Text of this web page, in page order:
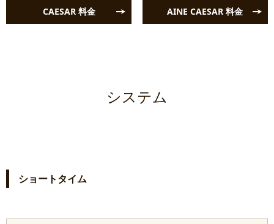
CAESAR 料金 AINE CAESAR 料金
システム
ショートタイム